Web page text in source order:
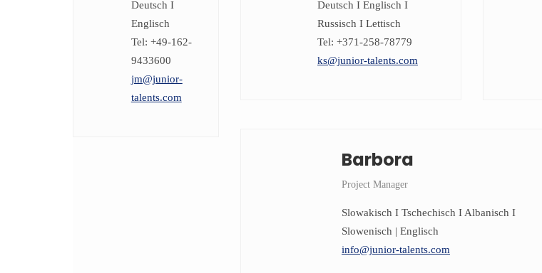
Deutsch I
Englisch
Tel: +49-162-
9433600
jm@junior-
talents.com
Deutsch I Englisch I
Russisch I Lettisch
Tel: +371-258-78779
ks@junior-talents.com
Barbora
Project Manager
Slowakisch I Tschechisch I Albanisch I
Slowenisch | Englisch
info@junior-talents.com